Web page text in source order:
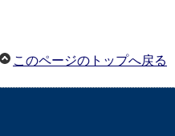
このページのトップへ戻る